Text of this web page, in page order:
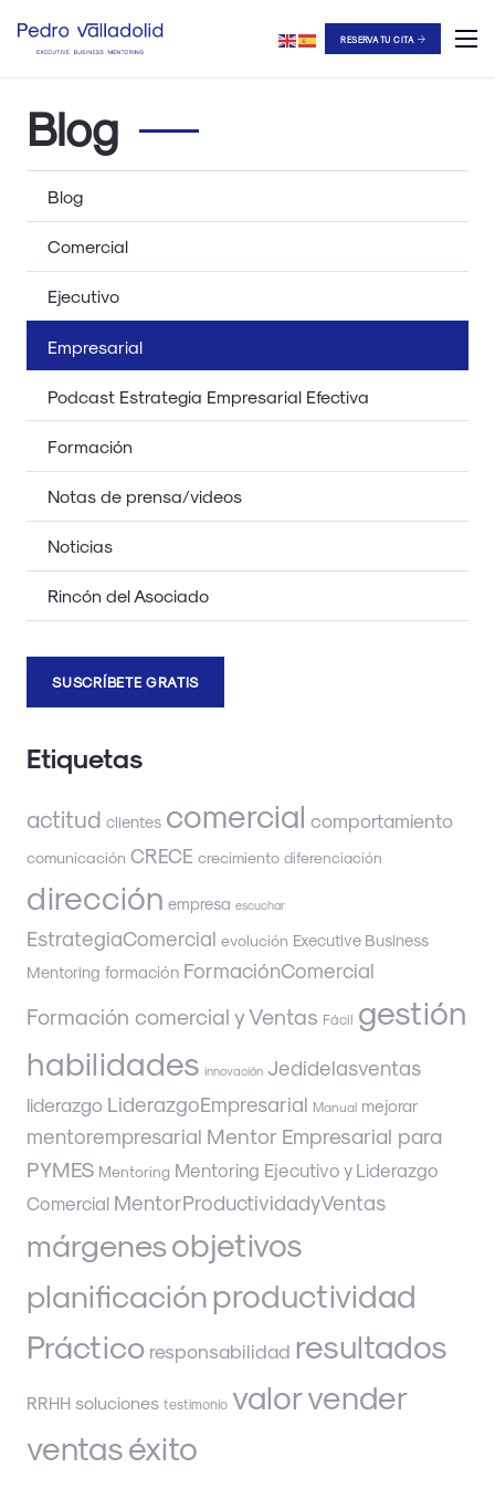
RESERVA TU CITA
Blog
Blog
Comercial
Ejecutivo
Empresarial
Podcast Estrategia Empresarial Efectiva
Formación
Notas de prensa/videos
Noticias
Rincón del Asociado
SUSCRÍBETE GRATIS
Etiquetas
actitud clientes comercial comportamiento
comunicación CRECE crecimiento diferenciación
dirección empresa escuchar
EstrategiaComercial evolución Executive Business
Mentoring formación FormaciónComercial
Formación comercial y Ventas Fácil gestión
habilidades innovación Jedidelasventas
liderazgo LiderazgoEmpresarial Manual mejorar
mentorempresarial Mentor Empresarial para
PYMES Mentoring Mentoring Ejecutivo y Liderazgo
Comercial MentorProductividadyVentas
márgenesobjetivos
planificaciónproductividad
Práctico responsabilidad resultados
RRHH soluciones testimonio valorvender
ventaséxito